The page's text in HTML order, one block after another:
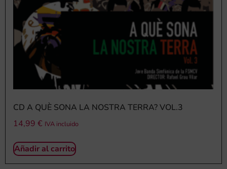
CD A QUÈ SONA LA NOSTRA TERRA? VOL.3
14,99 € IVA incluido
Añadir al carrito